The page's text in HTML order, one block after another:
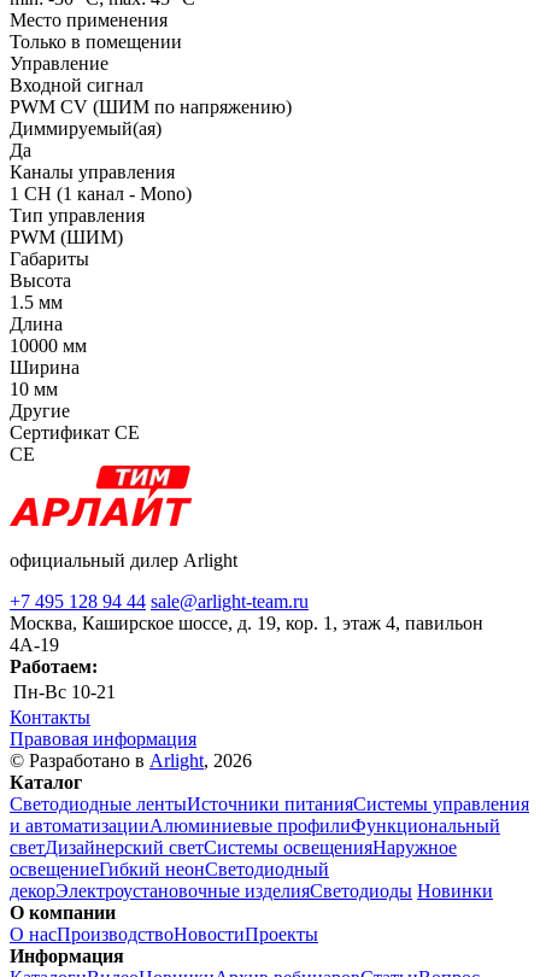
Место применения
Только в помещении
Управление
Входной сигнал
PWM СV (ШИМ по напряжению)
Диммируемый(ая)
Да
Каналы управления
1 CH (1 канал - Mono)
Тип управления
PWM (ШИМ)
Габариты
Высота
1.5 мм
Длина
10000 мм
Ширина
10 мм
Другие
Сертификат CE
CE
официальный дилер Arlight
+7 495 128 94 44 sale@arlight-team.ru
Москва, Каширское шоссе, д. 19, кор. 1, этаж 4, павильон
4А-19
Работаем:
Пн-Вс 10-21
Контакты
Правовая информация
© Разработано в Arlight, 2026
Каталог
Светодиодные лентыИсточники питанияСистемы управления
и автоматизацииАлюминиевые профилиФункциональный
светДизайнерский светСистемы освещенияНаружное
освещениеГибкий неонСветодиодный
декорЭлектроустановочные изделияСветодиоды Новинки
О компании
О насПроизводствоНовостиПроекты
Информация